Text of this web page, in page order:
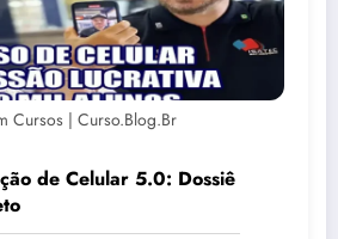
Cursos | Curso.blog.br
de Celular 5.0: Dossiê